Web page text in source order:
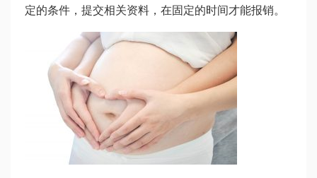
定的条件，提交相关资料，在固定的时间才能报销。